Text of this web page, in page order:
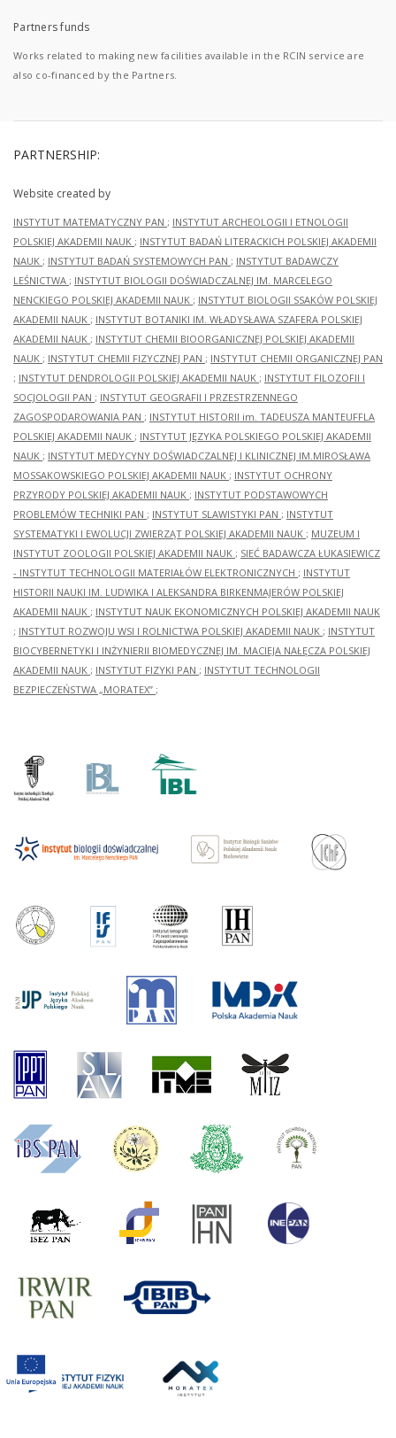
Partners funds
Works related to making new facilities available in the RCIN service are
also co-financed by the Partners.
PARTNERSHIP:
Website created by
INSTYTUT MATEMATYCZNY PAN ; INSTYTUT ARCHEOLOGII I ETNOLOGII
POLSKIEJ AKADEMII NAUK ; INSTYTUT BADAŃ LITERACKICH POLSKIEJ AKADEMII
NAUK ; INSTYTUT BADAŃ SYSTEMOWYCH PAN ; INSTYTUT BADAWCZY
LEŚNICTWA ; INSTYTUT BIOLOGII DOŚWIADCZALNEJ IM. MARCELEGO
NENCKIEGO POLSKIEJ AKADEMII NAUK ; INSTYTUT BIOLOGII SSAKÓW POLSKIEJ
AKADEMII NAUK ; INSTYTUT BOTANIKI IM. WŁADYSŁAWA SZAFERA POLSKIEJ
AKADEMII NAUK ; INSTYTUT CHEMII BIOORGANICZNEJ POLSKIEJ AKADEMII
NAUK ; INSTYTUT CHEMII FIZYCZNEJ PAN ; INSTYTUT CHEMII ORGANICZNEJ PAN
; INSTYTUT DENDROLOGII POLSKIEJ AKADEMII NAUK ; INSTYTUT FILOZOFII I
SOCJOLOGII PAN ; INSTYTUT GEOGRAFII I PRZESTRZENNEGO
ZAGOSPODAROWANIA PAN ; INSTYTUT HISTORII im. TADEUSZA MANTEUFFLA
POLSKIEJ AKADEMII NAUK ; INSTYTUT JĘZYKA POLSKIEGO POLSKIEJ AKADEMII
NAUK ; INSTYTUT MEDYCYNY DOŚWIADCZALNEJ I KLINICZNEJ IM.MIROSŁAWA
MOSSAKOWSKIEGO POLSKIEJ AKADEMII NAUK ; INSTYTUT OCHRONY
PRZYRODY POLSKIEJ AKADEMII NAUK ; INSTYTUT PODSTAWOWYCH
PROBLEMÓW TECHNIKI PAN ; INSTYTUT SLAWISTYKI PAN ; INSTYTUT
SYSTEMATYKI I EWOLUCJI ZWIERZĄT POLSKIEJ AKADEMII NAUK ; MUZEUM I
INSTYTUT ZOOLOGII POLSKIEJ AKADEMII NAUK ; SIEĆ BADAWCZA ŁUKASIEWICZ
- INSTYTUT TECHNOLOGII MATERIAŁÓW ELEKTRONICZNYCH ; INSTYTUT
HISTORII NAUKI IM. LUDWIKA I ALEKSANDRA BIRKENMAJERÓW POLSKIEJ
AKADEMII NAUK ; INSTYTUT NAUK EKONOMICZNYCH POLSKIEJ AKADEMII NAUK
; INSTYTUT ROZWOJU WSI I ROLNICTWA POLSKIEJ AKADEMII NAUK ; INSTYTUT
BIOCYBERNETYKI I INŻYNIERII BIOMEDYCZNEJ IM. MACIEJA NAŁĘCZA POLSKIEJ
AKADEMII NAUK ; INSTYTUT FIZYKI PAN ; INSTYTUT TECHNOLOGII
BEZPIECZEŃSTWA „MORATEX” ;